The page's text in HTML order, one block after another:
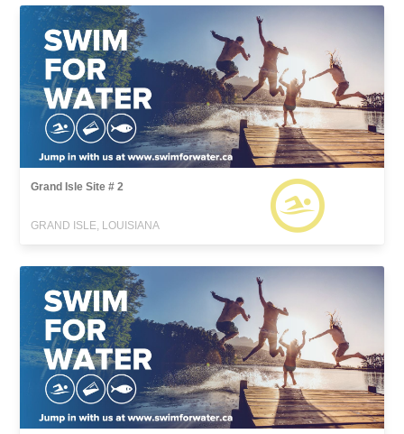
Grand Isle Site # 2
GRAND ISLE, LOUISIANA